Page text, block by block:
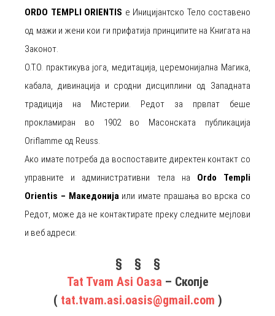
ORDO TEMPLI ORIENTIS е Иницијантско Тело составено
од мажи и жени кои ги прифатија принципите на Книгата на
Законот.
О.Т.О. практикува јога, медитација, церемонијална Магика,
кабала, дивинација и сродни дисциплини од Западната
традиција на Мистерии. Редот за првпат беше
прокламиран во 1902 во Масонската публикација
Oriflamme од Reuss.
Ако имате потреба да воспоставите директен контакт со
управните и административни тела на Ordo Templi
Orientis – Македонијаили имате прашања во врска со
Редот, може да не контактирате преку следните мејлови
и веб адреси:
§ § §
Tat Tvam Asi Оаза – Скопје
( tat.tvam.asi.oasis@gmail.com )